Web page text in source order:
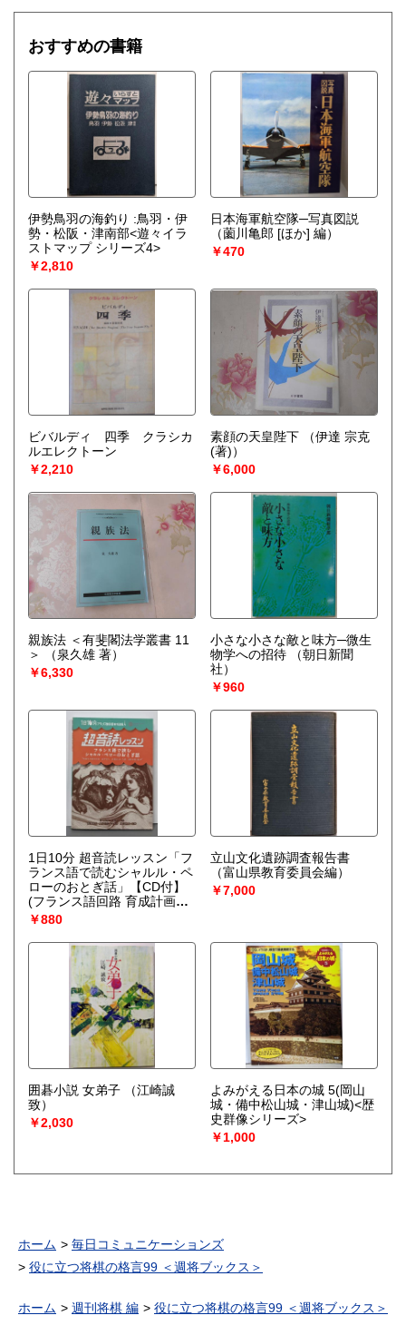
おすすめの書籍
伊勢鳥羽の海釣り :鳥羽・伊
勢・松阪・津南部<遊々イラ
ストマップ シリーズ4>
￥2,810
日本海軍航空隊─写真図説
（薗川亀郎 [ほか] 編）
￥470
ビバルディ 四季 クラシカ
ルエレクトーン
￥2,210
素顔の天皇陛下
（伊達 宗克
(著)）
￥6,000
親族法 ＜有斐閣法学叢書 11
＞
（泉久雄 著）
￥6,330
小さな小さな敵と味方─微生
物学への招待
（朝日新聞
社）
￥960
1日10分 超音読レッスン「フ
ランス語で読むシャルル・ペ
ローのおとぎ話」【CD付】
(フランス語回路 育成計画シ
リーズ)
共著 ;川島隆太 監修）
￥880
立山文化遺跡調査報告書
（富山県教育委員会編）
￥7,000
囲碁小説 女弟子
（江崎誠
致）
￥2,030
よみがえる日本の城 5(岡山
城・備中松山城・津山城)<歴
史群像シリーズ>
￥1,000
ホーム
毎日コミュニケーションズ
役に立つ将棋の格言99 ＜週将ブックス＞
ホーム 週刊将棋 編 役に立つ将棋の格言99 ＜週将ブックス＞